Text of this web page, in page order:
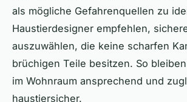
als mögliche Gefahrenquellen zu
Haustierdesigner empfehlen,
auszuwählen, die keine scharfen
brüchigen Teile besitzen. So
im Wohnraum ansprechend und
haustiersicher.